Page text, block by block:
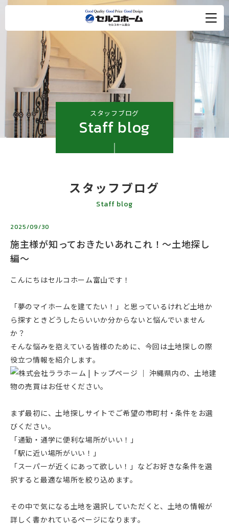
スタッフブログ
Staff blog
スタッフブログ
Staff blog
2025/09/30
施主様が知っておきたいあれこれ！～土地探し
編～
こんにちはセルコホーム富山です！
「夢のマイホームを建てたい！」 と思っているけれど土地か
ら探すときどうしたらいいか分からないと悩んでいません
か？
そんな悩みを抱えている皆様のために、今回は土地探しの際
役立つ情報を紹介します。
まず最初に、土地探しサイトでご希望の市町村・条件をお選
びください。
「通勤・通学に便利な場所がいい！」
「駅に近い場所がいい！」
「スーパーが近くにあって欲しい！」などお好きな条件を選
択すると最適な場所を絞り込めます。
その中で気になる土地を選択していただくと、土地の情報が
詳しく書かれているページになります。